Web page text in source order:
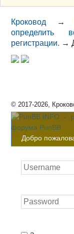
Кроковод →
определить
регистрации. →
© 2017-2026,
Добро